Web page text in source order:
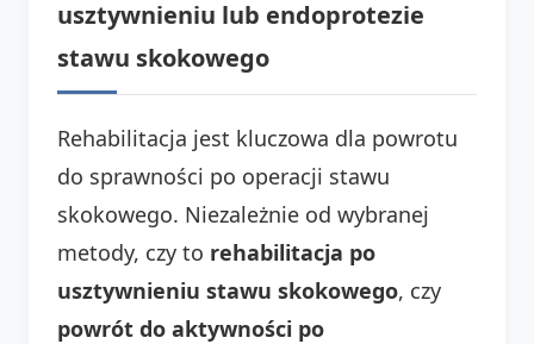
usztywnieniu lub endoprotezie
stawu skokowego
Rehabilitacja jest kluczowa dla powrotu
do sprawności po operacji stawu
skokowego. Niezależnie od wybranej
metody, czy to rehabilitacja po
usztywnieniu stawu skokowego, czy
powrót do aktywności po